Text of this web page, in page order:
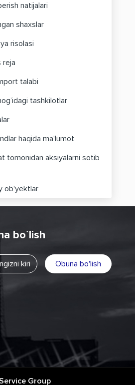
natijalari
shaxslar
risolasi
reja
talabi
tashkilotlar
haqida ma'lumot
tomonidan aksiyalarni sotib
ob'yektlar
bo`lish
Obuna bo'lish
Group